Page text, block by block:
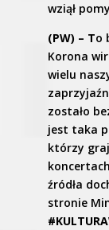
wziął
(PW) – To
Korona
wielu
zostało
jest taka
którzy
źródła
stronie